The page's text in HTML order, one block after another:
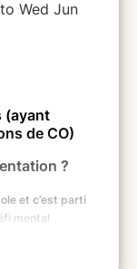
Wed Jun
(ayant
de CO)​
?
et c’est parti
mental